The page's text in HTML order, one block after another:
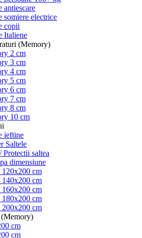
antiescare
somiere electrice
copii
Italiene
(Memory)
2 cm
3 cm
4 cm
5 cm
6 cm
7 cm
8 cm
10 cm
ieftine
Saltele
Protectii saltea
dimensiune
120x200 cm
140x200 cm
160x200 cm
180x200 cm
200x200 cm
cm
cm